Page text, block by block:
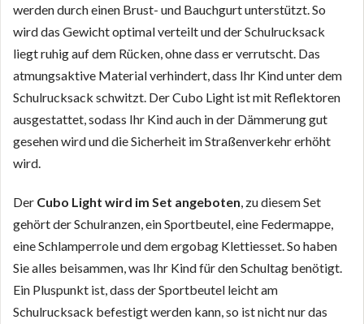
werden durch einen Brust- und Bauchgurt unterstützt. So
wird das Gewicht optimal verteilt und der Schulrucksack
liegt ruhig auf dem Rücken, ohne dass er verrutscht. Das
atmungsaktive Material verhindert, dass Ihr Kind unter dem
Schulrucksack schwitzt. Der Cubo Light ist mit Reflektoren
ausgestattet, sodass Ihr Kind auch in der Dämmerung gut
gesehen wird und die Sicherheit im Straßenverkehr erhöht
wird.
Der Cubo Light wird im Set angeboten, zu diesem Set
gehört der Schulranzen, ein Sportbeutel, eine Federmappe,
eine Schlamperrole und dem ergobag Klettiesset. So haben
Sie alles beisammen, was Ihr Kind für den Schultag benötigt.
Ein Pluspunkt ist, dass der Sportbeutel leicht am
Schulrucksack befestigt werden kann, so ist nicht nur das